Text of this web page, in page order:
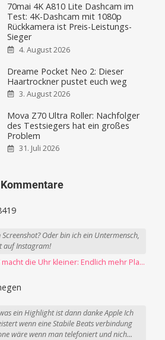
70mai 4K A810 Lite Dashcam im
Test: 4K-Dashcam mit 1080p
Rückkamera ist Preis-Leistungs-
Sieger
4. August 2026
Dreame Pocket Neo 2: Dieser
Haartrockner pustet euch weg
3. August 2026
Mova Z70 Ultra Roller: Nachfolger
des Testsiegers hat ein großes
Problem
31. Juli 2026
Screenshot? Oder bin ich ein Untermensch,
auf Instagram!
→ iOS 27 macht die Uhr kleiner: Endlich mehr Platz fürs Hintergrundbild
ein Highlight ist dann danke Apple Ich
wenn eine Stabile Beats verbindung
wäre wenn man telefoniert und nich...